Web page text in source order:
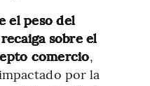
el peso del
sobre el
comercio,
por la